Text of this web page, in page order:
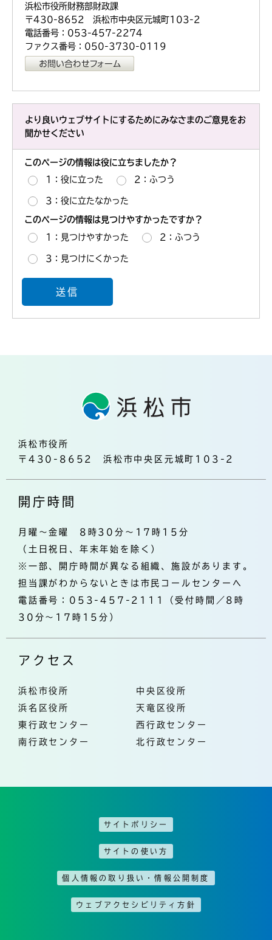
浜松市役所財務部財政課
〒430-8652 浜松市中央区元城町103-2
電話番号：053-457-2274
ファクス番号：050-3730-0119
より良いウェブサイトにするためにみなさまのご意見をお
聞かせください
このページの情報は役に立ちましたか？
1：役に立った 2：ふつう
3：役に立たなかった
このページの情報は見つけやすかったですか？
1：見つけやすかった 2：ふつう
3：見つけにくかった
浜松市役所
〒430-8652 浜松市中央区元城町103-2
開庁時間
月曜～金曜 8時30分～17時15分
（土日祝日、年末年始を除く）
※一部、開庁時間が異なる組織、施設があります。
担当課がわからないときは市民コールセンターへ
電話番号：053-457-2111（受付時間／8時
30分～17時15分）
アクセス
浜松市役所
中央区役所
浜名区役所
天竜区役所
東行政センター
西行政センター
南行政センター
北行政センター
サイトポリシー
サイトの使い方
個人情報の取り扱い・情報公開制度
ウェブアクセシビリティ方針